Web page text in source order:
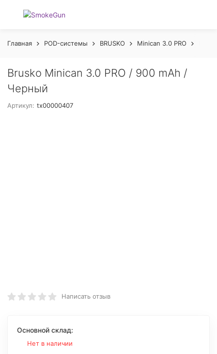
Главная POD-системы BRUSKO Minican 3.0 PRO
Brusko Minican 3.0 PRO / 900 mAh /
Черный
Артикул: tx00000407
Написать отзыв
Основной склад:
Нет в наличии